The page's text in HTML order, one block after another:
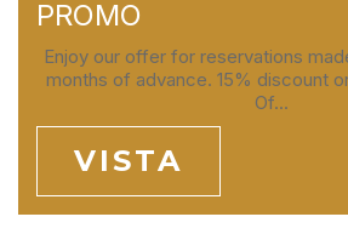
PROMO
Enjoy our offer for reservations
months of advance. 15% discount
Of...
VISTA